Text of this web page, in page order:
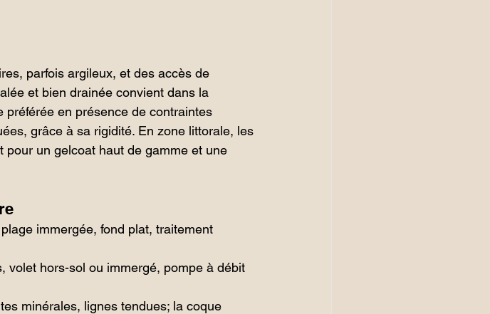
parfois argileux, et des accès de
et bien drainée convient dans la
en présence de contraintes
grâce à sa rigidité. En zone littorale, les
un gelcoat haut de gamme et une
immergée, fond plat, traitement
volet hors-sol ou immergé, pompe à débit
minérales, lignes tendues; la coque